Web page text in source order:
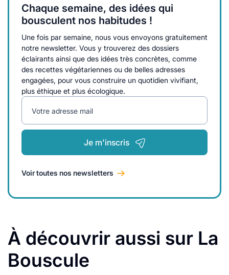
Chaque semaine, des idées qui
bousculent nos habitudes !
Une fois par semaine, nous vous envoyons gratuitement
notre newsletter. Vous y trouverez des dossiers
éclairants ainsi que des idées très concrètes, comme
des recettes végétariennes ou de belles adresses
engagées, pour vous construire un quotidien vivifiant,
plus éthique et plus écologique.
Votre adresse mail
Je m'inscris
Voir toutes nos newsletters
À découvrir aussi sur La
Bouscule